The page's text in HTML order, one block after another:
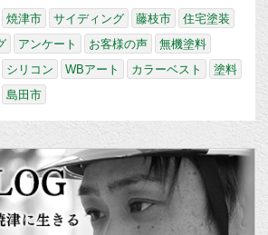
焼津市 サイディング 藤枝市
住宅塗装
アンケート お客様の声
無機塗料
シリコン WBアート カラーベスト
塗料
島田市